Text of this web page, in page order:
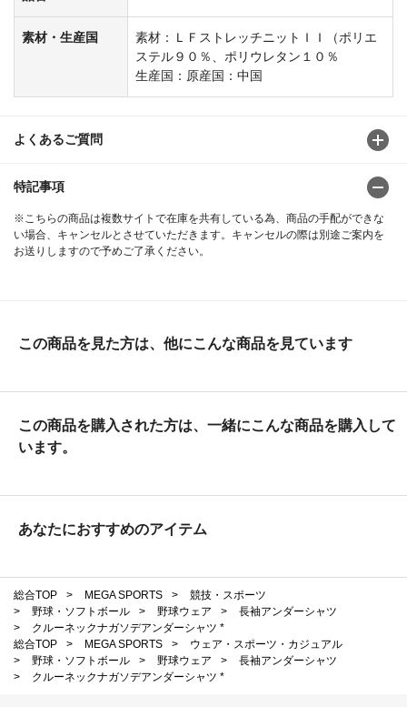
素材・生産国
素材：ＬＦストレッチニットＩＩ（ポリエ
ステル９０％、ポリウレタン１０％
生産国：原産国：中国
よくあるご質問
特記事項
※こちらの商品は複数サイトで在庫を共有している為、商品の手配ができな
い場合、キャンセルとさせていただきます。キャンセルの際は別途ご案内を
お送りしますので予めご了承ください。
この商品を見た方は、他にこんな商品を見ています
この商品を購入された方は、一緒にこんな商品を購入して
います。
あなたにおすすめのアイテム
総合TOP > MEGA SPORTS >
競技・スポーツ
>
野球・ソフトボール > 野球ウェア >
長袖アンダーシャツ
>
クルーネックナガソデアンダーシャツ *
総合TOP
> MEGA SPORTS >
ウェア・スポーツ・カジュアル
>
野球・ソフトボール > 野球ウェア >
長袖アンダーシャツ
>
クルーネックナガソデアンダーシャツ *